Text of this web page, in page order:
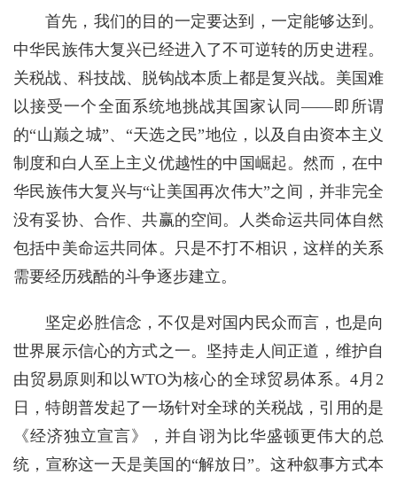
首先，我们的目的一定要达到，一定能够达到。
中华民族伟大复兴已经进入了不可逆转的历史进程。
关税战、科技战、脱钩战本质上都是复兴战。美国难
以接受一个全面系统地挑战其国家认同——即所谓
的“山巅之城”、“天选之民”地位，以及自由资本主义
制度和白人至上主义优越性的中国崛起。然而，在中
华民族伟大复兴与“让美国再次伟大”之间，并非完全
没有妥协、合作、共赢的空间。人类命运共同体自然
包括中美命运共同体。只是不打不相识，这样的关系
需要经历残酷的斗争逐步建立。
坚定必胜信念，不仅是对国内民众而言，也是向
世界展示信心的方式之一。坚持走人间正道，维护自
由贸易原则和以WTO为核心的全球贸易体系。4月2
日，特朗普发起了一场针对全球的关税战，引用的是
《经济独立宣言》，并自诩为比华盛顿更伟大的总
统，宣称这一天是美国的“解放日”。这种叙事方式本